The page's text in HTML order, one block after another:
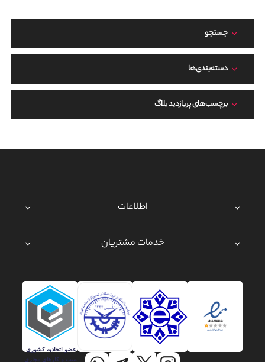
جستجو
دسته‌بندی‌ها
برچسب‌های پربازدید بلاگ
اطلاعات
خدمات مشتریان